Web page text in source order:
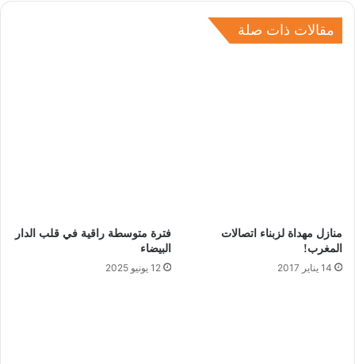
مقالات ذات صلة
منازل مهداة لزبناء اتصالات
المغرب!
14 يناير 2017
فترة متوسطة راقية في قلب الدار
البيضاء
12 يونيو 2025